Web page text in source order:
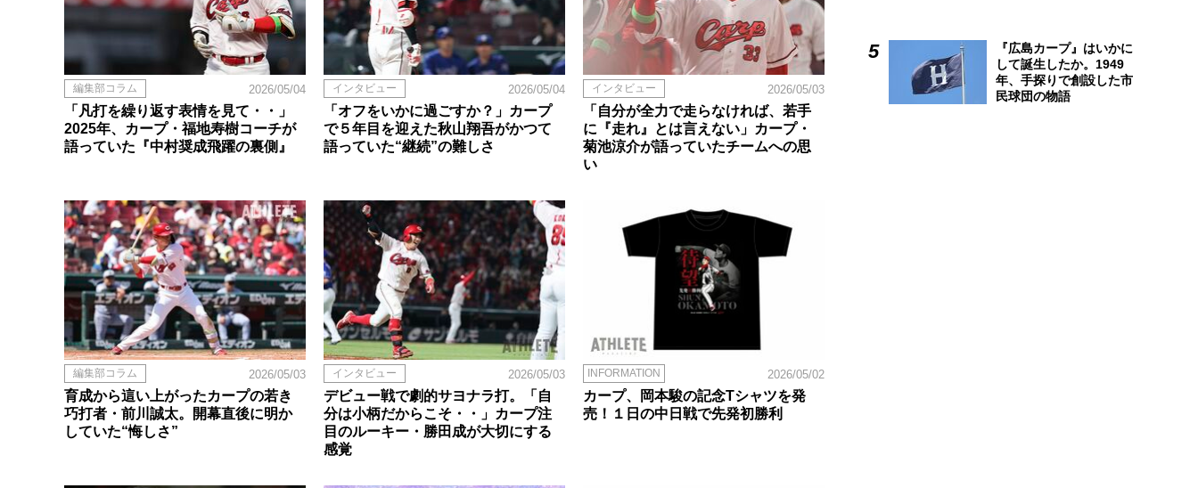
編集部コラム 2026/05/04
「凡打を繰り返す表情を見て・・」
2025年、カープ・福地寿樹コーチが
語っていた『中村奨成飛躍の裏側』
インタビュー 2026/05/04
「オフをいかに過ごすか？」カープ
で５年目を迎えた秋山翔吾がかつて
語っていた“継続”の難しさ
インタビュー 2026/05/03
「自分が全力で走らなければ、若手
に『走れ』とは言えない」カープ・
菊池涼介が語っていたチームへの思
い
編集部コラム 2026/05/03
育成から這い上がったカープの若き
巧打者・前川誠太。開幕直後に明か
していた“悔しさ”
インタビュー 2026/05/03
デビュー戦で劇的サヨナラ打。「自
分は小柄だからこそ・・」カープ注
目のルーキー・勝田成が大切にする
感覚
INFORMATION 2026/05/02
カープ、岡本駿の記念Tシャツを発
売！１日の中日戦で先発初勝利
『広島カープ』はいかに
して誕生したか。1949
年、手探りで創設した市
民球団の物語